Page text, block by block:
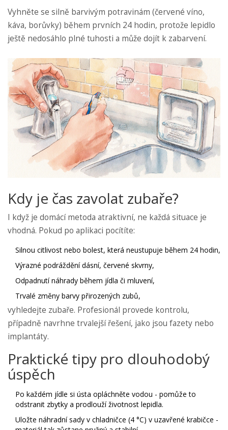
Vyhněte se silně barvivým potravinám (červené víno,
káva, borůvky) během prvních 24 hodin, protože lepidlo
ještě nedosáhlo plné tuhosti a může dojít k zabarvení.
Kdy je čas zavolat zubaře?
I když je domácí metoda atraktivní, ne každá situace je
vhodná. Pokud po aplikaci pocítíte:
Silnou citlivost nebo bolest, která neustupuje během 24 hodin,
Výrazné podráždění dásní, červené skvrny,
Odpadnutí náhrady během jídla či mluvení,
Trvalé změny barvy přirozených zubů,
vyhledejte zubaře. Profesionál provede kontrolu,
případně navrhne trvalejší řešení, jako jsou fazety nebo
implantáty.
Praktické tipy pro dlouhodobý
úspěch
Po každém jídle si ústa opláchněte vodou - pomůže to
odstranit zbytky a prodlouží životnost lepidla.
Uložte náhradní sady v chladničce (4 °C) v uzavřené krabičce -